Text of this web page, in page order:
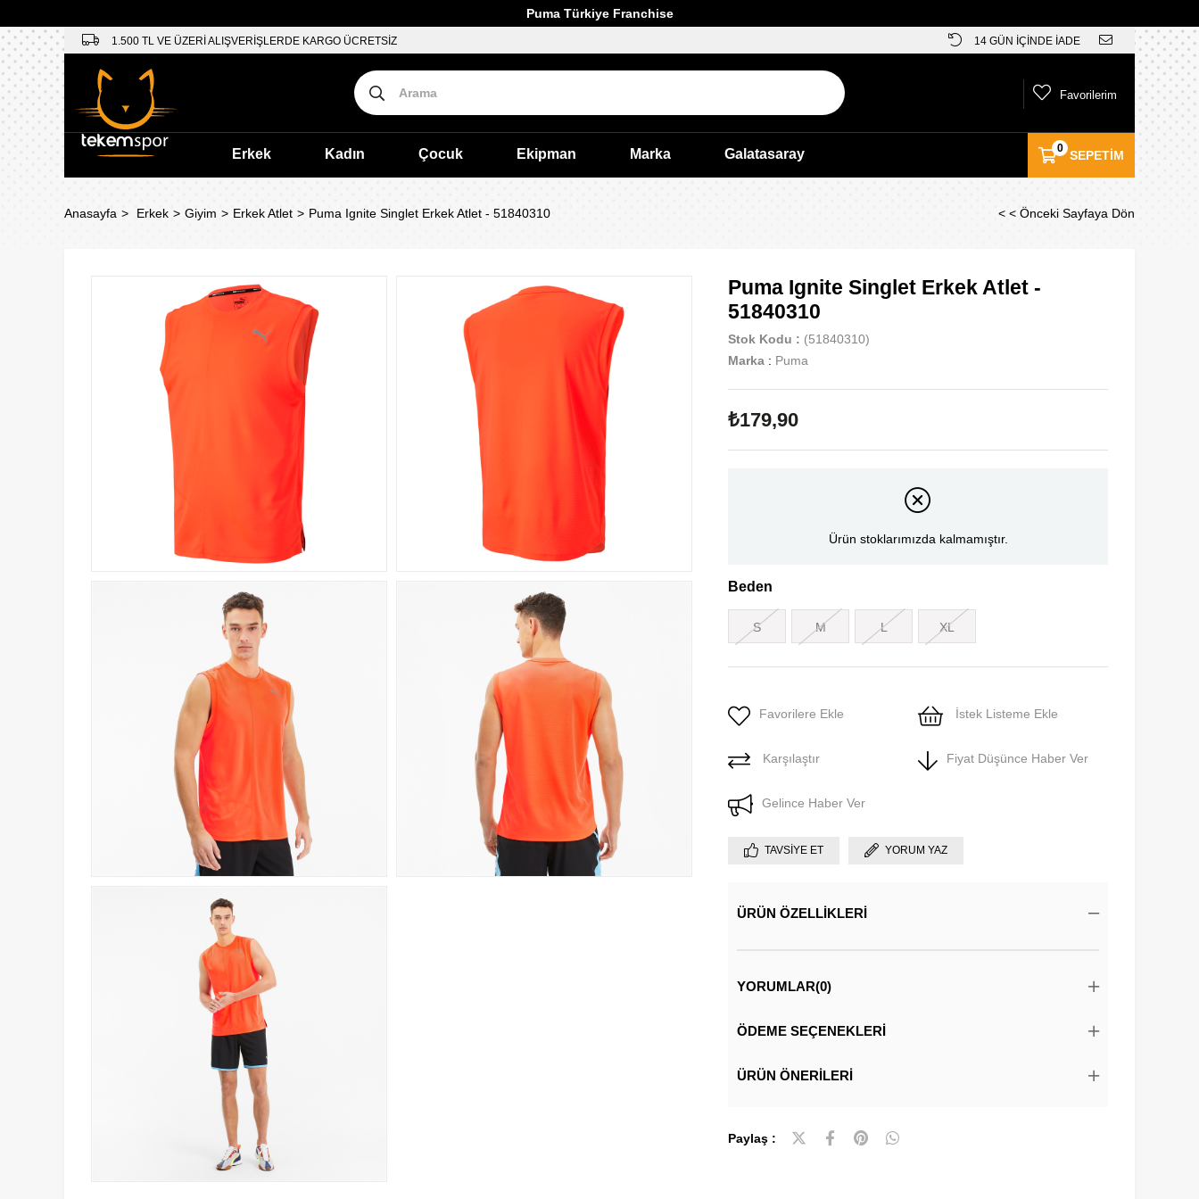
Puma Türkiye Franchise
1.500 TL VE ÜZERİ ALIŞVERİŞLERDE KARGO ÜCRETSİZ 14 GÜN İÇİNDE İADE
SEPETIM
0
Favorilerim
Erkek Kadın Çocuk Ekipman Marka Galatasaray
Anasayfa Erkek Giyim Erkek Atlet Puma Ignite Singlet Erkek Atlet - 51840310 < < Önceki Sayfaya Dön
Puma Ignite Singlet Erkek Atlet -
51840310
Stok Kodu
(51840310)
Marka : Puma
₺179,90
Ürün stoklarımızda kalmamıştır.
Beden
S M L XL
Favorilere Ekle İstek Listeme Ekle
Karşılaştır Fiyat Düşünce Haber Ver
Gelince Haber Ver
TAVSIYE ET YORUM YAZ
ÜRÜN ÖZELLIKLERI
YORUMLAR(0)
ÖDEME SEÇENEKLERI
ÜRÜN ÖNERILERI
Paylaş :